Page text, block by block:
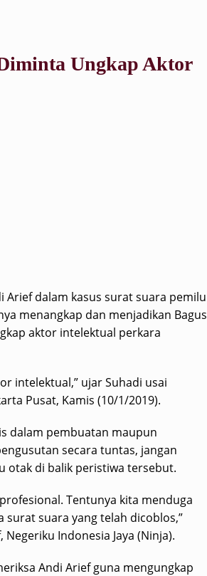
Ungkap Aktor
Arief dalam kasus surat suara pemilu
menangkap dan menjadikan Bagus
aktor intelektual perkara
intelektual,” ujar Suhadi usai
Pusat, Kamis (10/1/2019).
dalam pembuatan maupun
secara tuntas, jangan
otak di balik peristiwa tersebut.
Tentunya kita menduga
suara yang telah dicoblos,”
Indonesia Jaya (Ninja).
Andi Arief guna mengungkap